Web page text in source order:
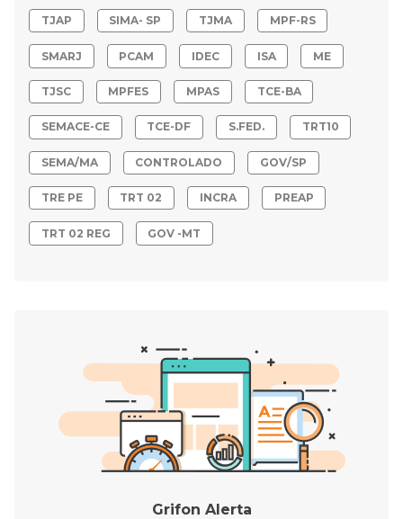
TJAP SIMA- SP TJMA MPF-RS
SMARJ PCAM IDEC ISA ME
TJSC MPFES MPAS TCE-BA
SEMACE-CE TCE-DF S.FED. TRT10
SEMA/MA CONTROLADO GOV/SP
TRE PE TRT 02 INCRA PREAP
TRT 02 REG GOV -MT
Grifon Alerta